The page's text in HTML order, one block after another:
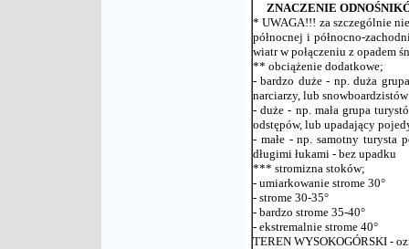
ZNACZENIE
* UWAGA!!! za szczególnie
północnej i północno-
wiatr w połączeniu z opadem
** obciążenie dodatkowe;
- bardzo duże - np. duża
narciarzy, lub
- duże - np. mała grupa
odstępów, lub upadający
- małe - np. samotny turysta
długimi łukami - bez upadku
*** stromizna stoków;
- umiarkowanie strome 30°
- strome 30-35°
- bardzo strome 35-40°
- ekstremalnie strome 40°
TEREN WYSOKOGÓRSKI -